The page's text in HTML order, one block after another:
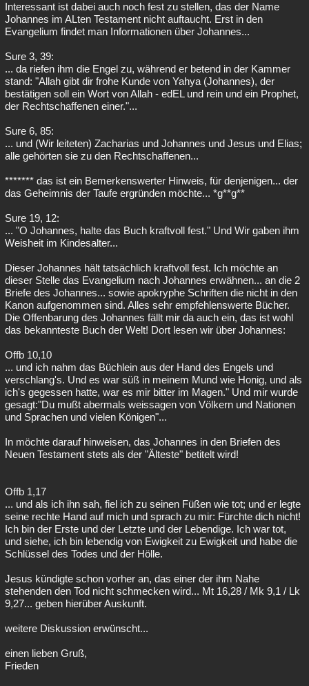
Interessant ist dabei auch noch fest zu stellen, das der Name
Johannes im ALten Testament nicht auftaucht. Erst in den
Evangelium findet man Informationen über Johannes...
Sure 3, 39:
... da riefen ihm die Engel zu, während er betend in der Kammer
stand: "Allah gibt dir frohe Kunde von Yahya (Johannes), der
bestätigen soll ein Wort von Allah - edEL und rein und ein Prophet,
der Rechtschaffenen einer."...
Sure 6, 85:
... und (Wir leiteten) Zacharias und Johannes und Jesus und Elias;
alle gehörten sie zu den Rechtschaffenen...
******* das ist ein Bemerkenswerter Hinweis, für denjenigen... der
das Geheimnis der Taufe ergründen möchte... *g**g**
Sure 19, 12:
... "O Johannes, halte das Buch kraftvoll fest." Und Wir gaben ihm
Weisheit im Kindesalter...
Dieser Johannes hält tatsächlich kraftvoll fest. Ich möchte an
dieser Stelle das Evangelium nach Johannes erwähnen... an die 2
Briefe des Johannes... sowie apokryphe Schriften die nicht in den
Kanon aufgenommen sind. Alles sehr empfehlenswerte Bücher.
Die Offenbarung des Johannes fällt mir da auch ein, das ist wohl
das bekannteste Buch der Welt! Dort lesen wir über Johannes:
Offb 10,10
... und ich nahm das Büchlein aus der Hand des Engels und
verschlang's. Und es war süß in meinem Mund wie Honig, und als
ich's gegessen hatte, war es mir bitter im Magen." Und mir wurde
gesagt:"Du mußt abermals weissagen von Völkern und Nationen
und Sprachen und vielen Königen"...
In möchte darauf hinweisen, das Johannes in den Briefen des
Neuen Testament stets als der "Älteste" betitelt wird!
Offb 1,17
... und als ich ihn sah, fiel ich zu seinen Füßen wie tot; und er legte
seine rechte Hand auf mich und sprach zu mir: Fürchte dich nicht!
Ich bin der Erste und der Letzte und der Lebendige. Ich war tot,
und siehe, ich bin lebendig von Ewigkeit zu Ewigkeit und habe die
Schlüssel des Todes und der Hölle.
Jesus kündigte schon vorher an, das einer der ihm Nahe
stehenden den Tod nicht schmecken wird... Mt 16,28 / Mk 9,1 / Lk
9,27... geben hierüber Auskunft.
weitere Diskussion erwünscht...
einen lieben Gruß,
Frieden